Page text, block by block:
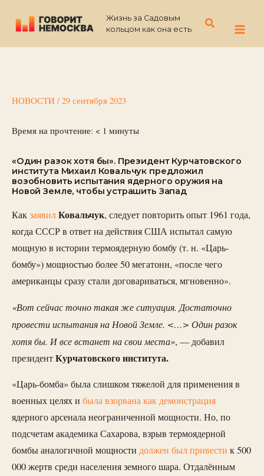
содержимому
Жизнь за Садовым
кольцом как она есть
Поиск
НОВОСТИ / 29 сентября 2023
Время на прочтение: < 1 минуты
«Один разок хотя бы». Президент Курчатовского
института Михаил Ковальчук предложил
возобновить испытания ядерного оружия на
Новой Земле, чтобы устрашить Запад
КакзаявилКовальчук, следует повторить опыт 1961 года,
когда СССР в ответ на действия США испытал самую
мощную в истории термоядерную бомбу (т. н. «Царь-
бомбу») мощностью более 50 мегатонн, «после чего
американцы сразу стали договариваться, мгновенно».
«Вот сейчас точно такая же ситуация. Достаточно
провести испытания на Новой Земле. <…> Один разок
хотя бы. И все встанет на свои места», — добавил
президентКурчатовского института.
«Царь-бомба» была слишком тяжелой для применения в
военных целях и была взорвана как демонстрация
ядерного арсенала неограниченной мощности. Но, по
подсчетам академика Сахарова, взрыв термоядерной
бомбы аналогичной мощности должен был привести к 500
000 жертв среди населения земного шара. Отдалённым